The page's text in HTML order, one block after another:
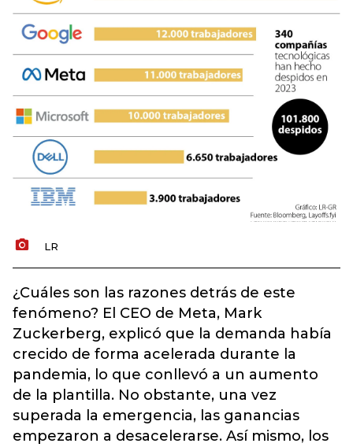
LR
¿Cuáles son las razones detrás de este
fenómeno? El CEO de Meta, Mark
Zuckerberg, explicó que la demanda había
crecido de forma acelerada durante la
pandemia, lo que conllevó a un aumento
de la plantilla. No obstante, una vez
superada la emergencia, las ganancias
empezaron a desacelerarse. Así mismo, los